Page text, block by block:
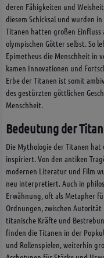
deren Fähigkeiten und
diesem Schicksal und wurden
Titanen hatten großen
olympischen Götter selbst. So
Epimetheus die Menschheit in
kamen Innovationen und
Erbe der Titanen ist somit
des gestürzten göttlichen
Menschheit.
Bedeutung der
Die Mythologie der Titanen
inspiriert. Von den antiken
modernen Literatur und Film
neu interpretiert. Auch in
Erwähnung, oft als Metapher
Ordnungen, zwischen
titanische Kräfte und
finden die Titanen in der
und Rollenspielen, weiterhin